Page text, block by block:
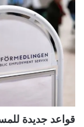
قواعد جديدة